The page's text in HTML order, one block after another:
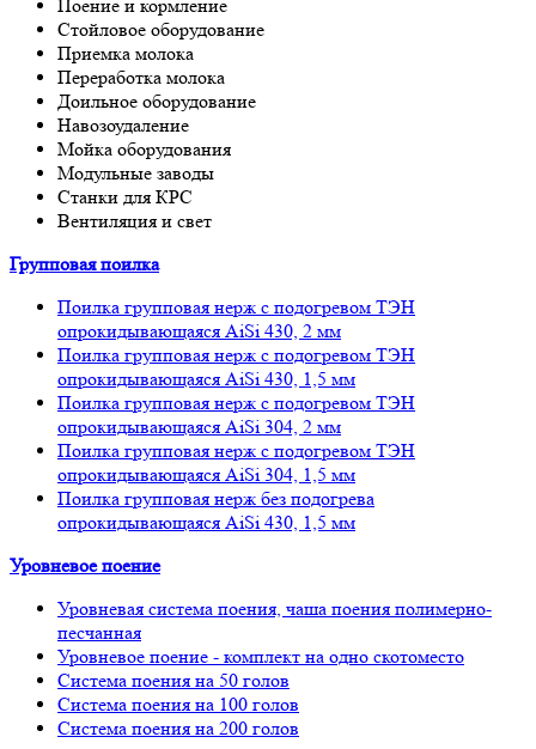
Поение и кормление
Стойловое оборудование
Приемка молока
Переработка молока
Доильное оборудование
Навозоудаление
Мойка оборудования
Модульные заводы
Станки для КРС
Вентиляция и свет
Групповая поилка
Поилка групповая нерж с подогревом ТЭН
опрокидывающаяся AiSi 430, 2 мм
Поилка групповая нерж с подогревом ТЭН
опрокидывающаяся AiSi 430, 1,5 мм
Поилка групповая нерж с подогревом ТЭН
опрокидывающаяся AiSi 304, 2 мм
Поилка групповая нерж с подогревом ТЭН
опрокидывающаяся AiSi 304, 1,5 мм
Поилка групповая нерж без подогрева
опрокидывающаяся AiSi 430, 1,5 мм
Уровневое поение
Уровневая система поения, чаша поения полимерно-
песчанная
Уровневое поение - комплект на одно скотоместо
Система поения на 50 голов
Система поения на 100 голов
Система поения на 200 голов